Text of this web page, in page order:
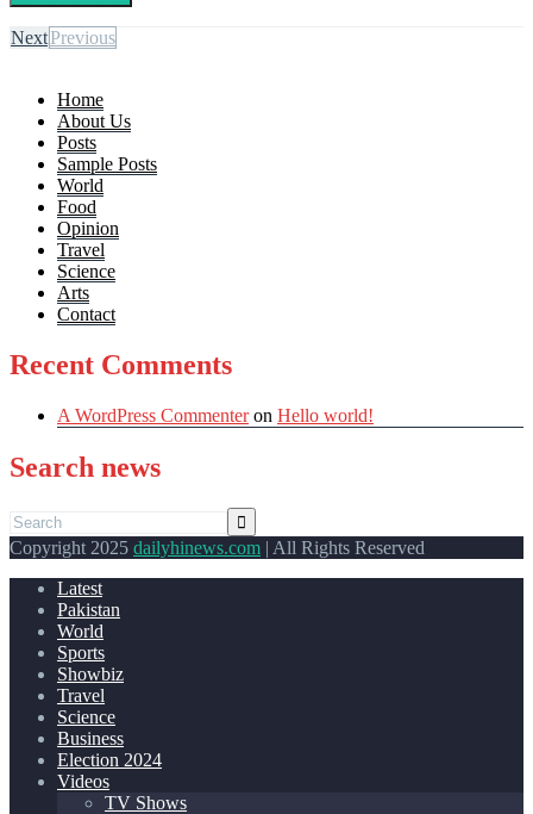
NextPrevious
Home
About Us
Posts
Sample Posts
World
Food
Opinion
Travel
Science
Arts
Contact
Recent Comments
A WordPress Commenteron Hello world!
Search news
Copyright 2025 dailyhinews.com | All Rights Reserved
Latest
Pakistan
World
Sports
Showbiz
Travel
Science
Business
Election 2024
Videos
TV Shows